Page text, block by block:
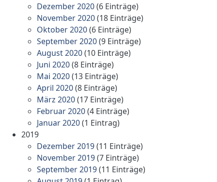
Dezember 2020(6 Einträge)
November 2020(18 Einträge)
Oktober 2020(6 Einträge)
September 2020(9 Einträge)
August 2020(10 Einträge)
Juni 2020(8 Einträge)
Mai 2020(13 Einträge)
April 2020(8 Einträge)
März 2020(17 Einträge)
Februar 2020(4 Einträge)
Januar 2020(1 Eintrag)
2019
Dezember 2019(11 Einträge)
November 2019(7 Einträge)
September 2019(11 Einträge)